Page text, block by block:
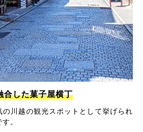
合した菓子屋横丁
川越の観光スポットとして挙げられ
。